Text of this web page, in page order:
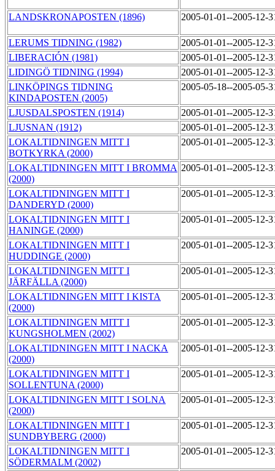
LANDSKRONAPOSTEN (1896) 2005-01-01--2005-12-
LERUMS TIDNING (1982)
2005-01-01--2005-12-
LIBERACIÓN (1981)
2005-01-01--2005-12-
LIDINGÖ TIDNING (1994)
2005-01-01--2005-12-
LINKÖPINGS TIDNING
KINDAPOSTEN (2005)
2005-05-18--2005-05-
LJUSDALSPOSTEN (1914)
2005-01-01--2005-12-
LJUSNAN (1912)
2005-01-01--2005-12-
LOKALTIDNINGEN MITT I
BOTKYRKA (2000)
2005-01-01--2005-12-
LOKALTIDNINGEN MITT I BROMMA
(2000)
2005-01-01--2005-12-
LOKALTIDNINGEN MITT I
DANDERYD (2000)
2005-01-01--2005-12-
LOKALTIDNINGEN MITT I
HANINGE (2000)
2005-01-01--2005-12-
LOKALTIDNINGEN MITT I
HUDDINGE (2000)
2005-01-01--2005-12-
LOKALTIDNINGEN MITT I
JÄRFÄLLA (2000)
2005-01-01--2005-12-
LOKALTIDNINGEN MITT I KISTA
(2000)
2005-01-01--2005-12-
LOKALTIDNINGEN MITT I
KUNGSHOLMEN (2002)
2005-01-01--2005-12-
LOKALTIDNINGEN MITT I NACKA
(2000)
2005-01-01--2005-12-
LOKALTIDNINGEN MITT I
SOLLENTUNA (2000)
2005-01-01--2005-12-
LOKALTIDNINGEN MITT I SOLNA
(2000)
2005-01-01--2005-12-
LOKALTIDNINGEN MITT I
SUNDBYBERG (2000)
2005-01-01--2005-12-
LOKALTIDNINGEN MITT I
SÖDERMALM (2002)
2005-01-01--2005-12-